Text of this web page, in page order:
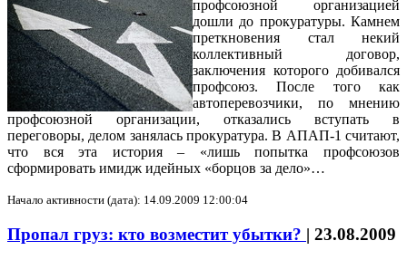
профсоюзной организацией
дошли до прокуратуры. Камнем
преткновения стал некий
коллективный договор,
заключения которого добивался
профсоюз. После того как
автоперевозчики, по мнению
профсоюзной организации, отказались вступать в
переговоры, делом занялась прокуратура. В АПАП-1 считают,
что вся эта история – «лишь попытка профсоюзов
сформировать имидж идейных «борцов за дело»…
Начало активности (дата): 14.09.2009 12:00:04
Пропал груз: кто возместит убытки? | 23.08.2009